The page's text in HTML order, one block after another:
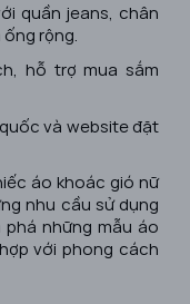
quần jeans, chân
rộng.
hỗ trợ mua sắm
và website đặt
áo khoác gió nữ
nhu cầu sử dụng
phá những mẫu áo
với phong cách